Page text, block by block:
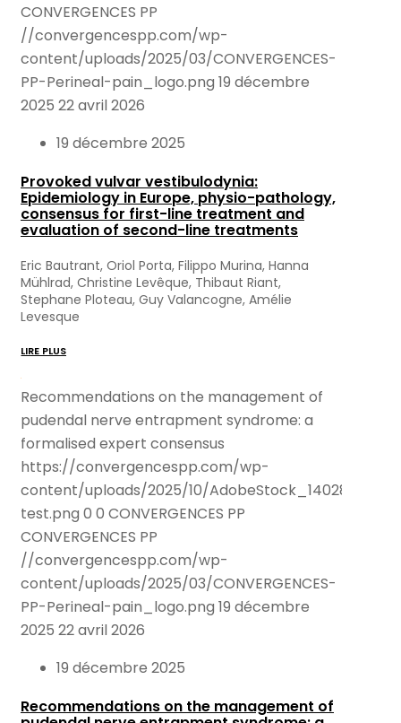
CONVERGENCES PP
//convergencespp.com/wp-
content/uploads/2025/03/CONVERGENCES-
PP-Perineal-pain_logo.png 19 décembre
2025 22 avril 2026
19 décembre 2025
Provoked vulvar vestibulodynia:
Epidemiology in Europe, physio-pathology,
consensus for first-line treatment and
evaluation of second-line treatments
Eric Bautrant, Oriol Porta, Filippo Murina, Hanna
Mühlrad, Christine Levêque, Thibaut Riant,
Stephane Ploteau, Guy Valancogne, Amélie
Levesque
LIRE PLUS
Recommendations on the management of
pudendal nerve entrapment syndrome: a
formalised expert consensus
https://convergencespp.com/wp-
content/uploads/2025/10/AdobeStock_140286989-
test.png 0 0 CONVERGENCES PP
CONVERGENCES PP
//convergencespp.com/wp-
content/uploads/2025/03/CONVERGENCES-
PP-Perineal-pain_logo.png 19 décembre
2025 22 avril 2026
19 décembre 2025
Recommendations on the management of